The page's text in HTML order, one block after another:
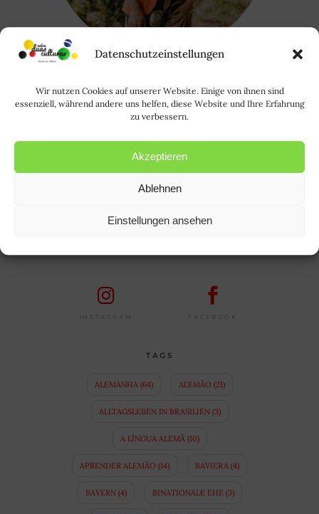
Datenschutzeinstellungen
Wir nutzen Cookies auf unserer Website. Einige von ihnen sind
essenziell, während andere uns helfen, diese Website und Ihre Erfahrung
zu verbessern.
Akzeptieren
Ablehnen
Einstellungen ansehen
Oi, eu sou a Rode. Saiba mais sobre
. | Hallo, ich bin Rode und
HIERerfahrt ihr mehr über mich.
Suchen
INSTAGRAM FACEBOOK
TAGS
ALEMANHA(64) ALEMÃO (21)
ALLTAGSLEBEN IN BRASILIEN(3)
A LÍNGUA ALEMÃ(10)
APRENDER ALEMÃO (14) BAVIERA (4)
BAYERN(4) BINATIONALE EHE(3)